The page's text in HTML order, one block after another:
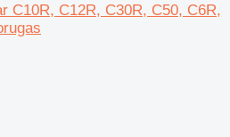
C10R, C12R, C30R, C50, C6R,